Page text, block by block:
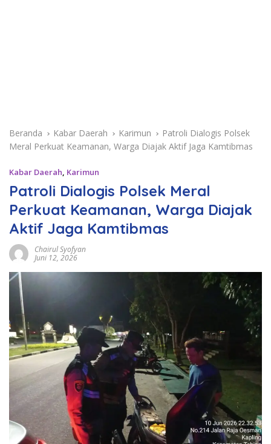
Beranda Kabar Daerah Karimun
Patroli Dialogis Polsek
Meral Perkuat Keamanan, Warga Diajak Aktif Jaga Kamtibmas
Kabar Daerah, Karimun
Patroli Dialogis Polsek Meral
Perkuat Keamanan, Warga Diajak
Aktif Jaga Kamtibmas
Chairul Syofyan
Juni 12, 2026